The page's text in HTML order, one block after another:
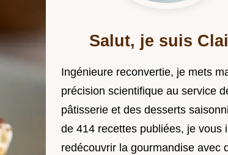
Salut, je suis
Ingénieure reconvertie, je mets
précision scientifique au service
pâtisserie et des desserts
de 414 recettes publiées, je vous
redécouvrir la gourmandise avec